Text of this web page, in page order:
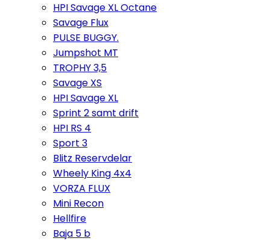
HPI Savage XL Octane
Savage Flux
PULSE BUGGY.
Jumpshot MT
TROPHY 3,5
Savage XS
HPI Savage XL
Sprint 2 samt drift
HPI RS 4
Sport 3
Blitz Reservdelar
Wheely King 4x4
VORZA FLUX
Mini Recon
Hellfire
Baja 5 b